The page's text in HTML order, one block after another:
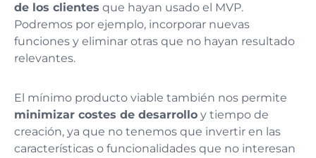
de los clientes que hayan usado el MVP.
Podremos por ejemplo, incorporar nuevas
funciones y eliminar otras que no hayan resultado
relevantes.
El mínimo producto viable también nos permite
minimizar costes de desarrollo y tiempo de
creación, ya que no tenemos que invertir en las
características o funcionalidades que no interesan